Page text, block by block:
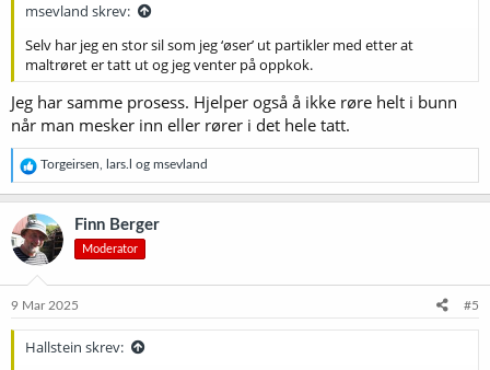
msevland skrev:
Selv har jeg en stor sil som jeg ‘øser’ ut partikler med etter at
maltrøret er tatt ut og jeg venter på oppkok.
Jeg har samme prosess. Hjelper også å ikke røre helt i bunn
når man mesker inn eller rører i det hele tatt.
R
e
a
k
s
j
o
e
Torgeirsen lars.l og msevland
Finn Berger
Moderator
9 Mar 2025 #5
Hallstein skrev: